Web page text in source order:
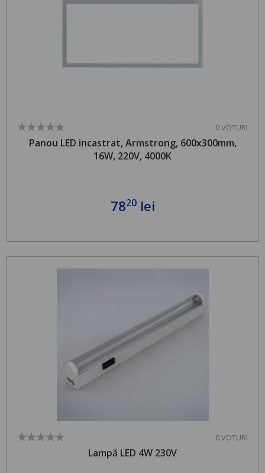
0 VOTURI
Panou LED incastrat, Armstrong, 600x300mm,
16W, 220V, 4000K
7820lei
0 VOTURI
Lampă LED 4W 230V